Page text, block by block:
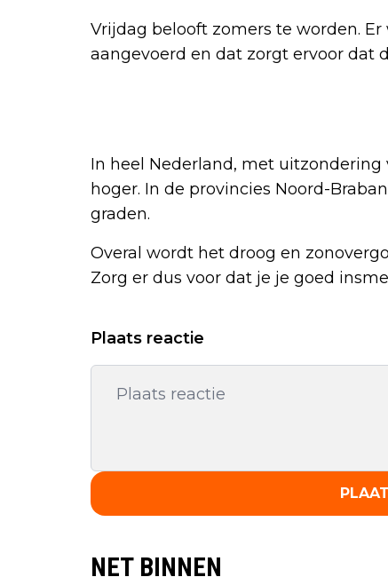
Vrijdag belooft zomers te worden.
aangevoerd en dat zorgt ervoor dat
In heel Nederland, met
hoger. In de provincies Noord-
graden.
Overal wordt het droog en
Zorg er dus voor dat je je goed
Plaats reactie
NET BINNEN